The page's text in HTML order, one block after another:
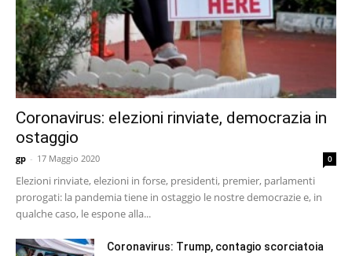
Coronavirus: elezioni rinviate, democrazia in
ostaggio
gp - 17 Maggio 2020 0
Elezioni rinviate, elezioni in forse, presidenti, premier, parlamenti
prorogati: la pandemia tiene in ostaggio le nostre democrazie e, in
qualche caso, le espone alla...
Coronavirus: Trump, contagio scorciatoia